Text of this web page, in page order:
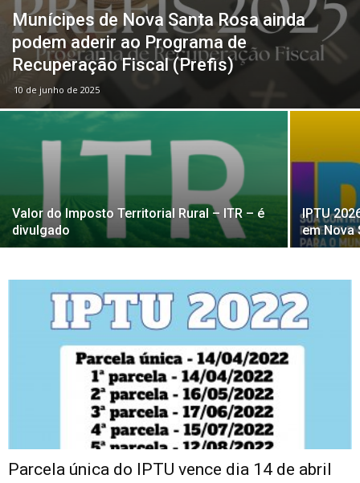
Munícipes de Nova Santa Rosa ainda
podem aderir ao Programa de
Recuperação Fiscal (Prefis)
10 de junho de 2025
Valor do Imposto Territorial Rural – ITR – é
divulgado
IPTU
em Nova
Parcela única do IPTU vence dia 14 de abril